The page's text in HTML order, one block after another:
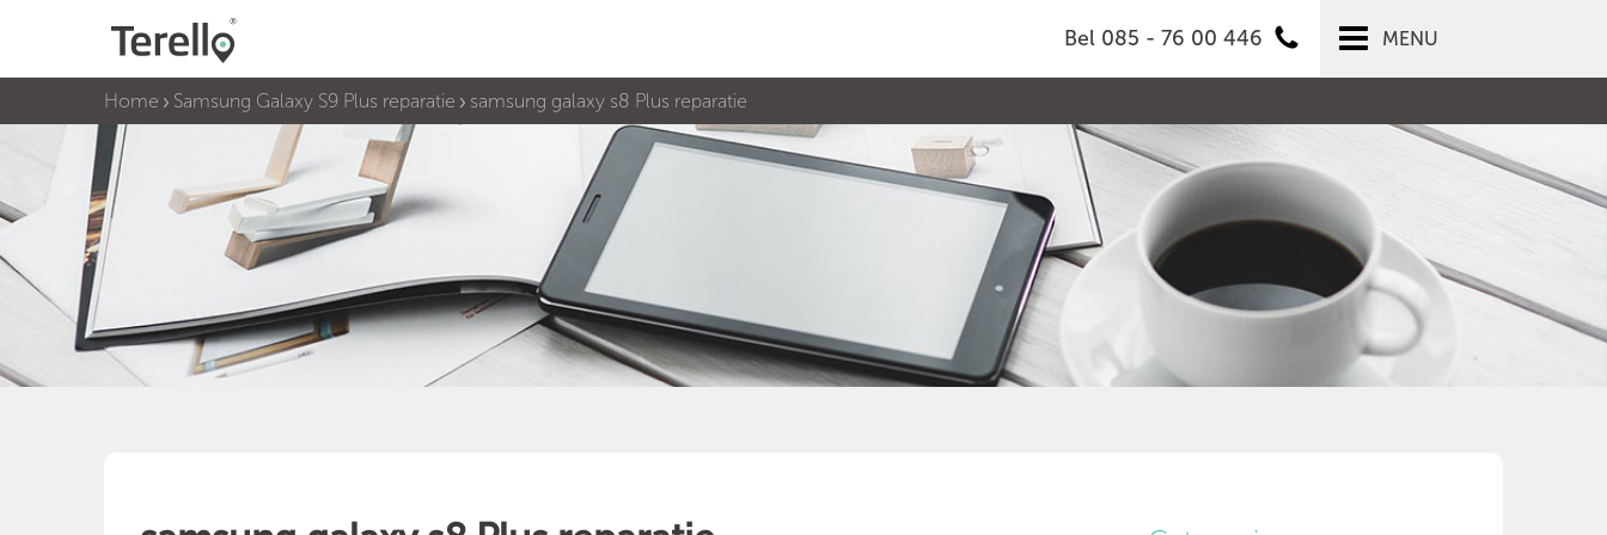
Bel 085 - 76 00 446 MENU
Home Samsung Galaxy S9 Plus reparatie samsung galaxy s8 Plus reparatie